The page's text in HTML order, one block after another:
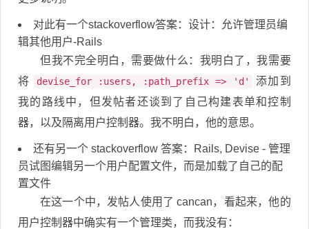
对此有一个stackoverflow答案：设计：允许管理员编
辑其他用户-Rails
但我不完全明白，需要做什么：我明白了，我需要
将
devise_for :users, :path_prefix => 'd'
添加到
我的路线中，但发帖者还谈到了自己构建表单和控制
器，以及隔离用户控制器。我不明白，他的意思。
还有另一个 stackoverflow 答案：Rails, Devise - 管理
员试图编辑另一个用户配置文件，而是加载了自己的配
置文件
在这一个中，发帖人使用了 cancan，看起来，他的
用户控制器中确实有一个管理类，而我没有：